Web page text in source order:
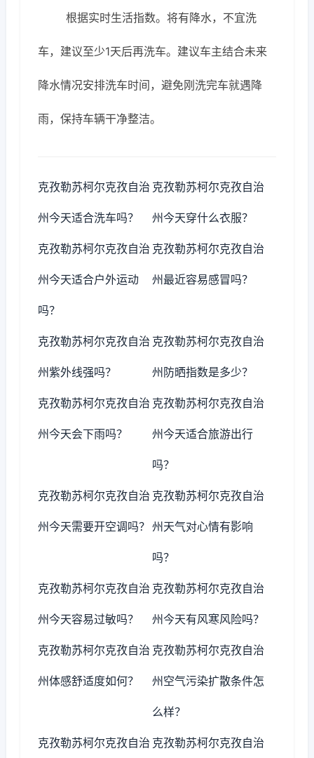
根据实时生活指数。将有降水，不宜洗
车，建议至少1天后再洗车。建议车主结合未来
降水情况安排洗车时间，避免刚洗完车就遇降
雨，保持车辆干净整洁。
克孜勒苏柯尔克孜自治
州今天适合洗车吗？
克孜勒苏柯尔克孜自治
州今天穿什么衣服？
克孜勒苏柯尔克孜自治
州今天适合户外运动
吗？
克孜勒苏柯尔克孜自治
州最近容易感冒吗？
克孜勒苏柯尔克孜自治
州紫外线强吗？
克孜勒苏柯尔克孜自治
州防晒指数是多少？
克孜勒苏柯尔克孜自治
州今天会下雨吗？
克孜勒苏柯尔克孜自治
州今天适合旅游出行
吗？
克孜勒苏柯尔克孜自治
州今天需要开空调吗？
克孜勒苏柯尔克孜自治
州天气对心情有影响
吗？
克孜勒苏柯尔克孜自治
州今天容易过敏吗？
克孜勒苏柯尔克孜自治
州今天有风寒风险吗？
克孜勒苏柯尔克孜自治
州体感舒适度如何？
克孜勒苏柯尔克孜自治
州空气污染扩散条件怎
么样？
克孜勒苏柯尔克孜自治 克孜勒苏柯尔克孜自治